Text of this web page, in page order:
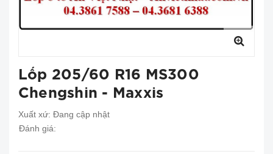
Lốp 205/60 R16 MS300
Chengshin - Maxxis
Xuất xứ: Đang cập nhật
Đánh giá: